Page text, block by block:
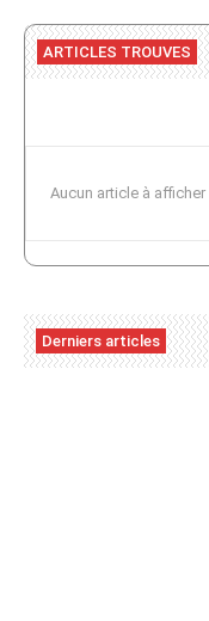
ARTICLES TROUVES
Aucun article à afficher
Derniers articles